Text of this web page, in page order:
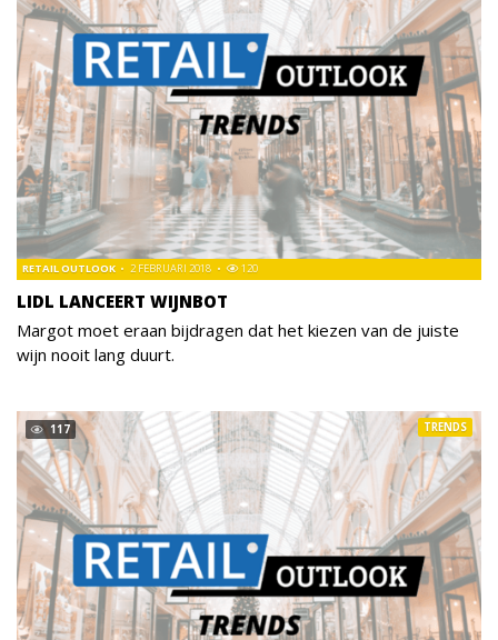
LIDL LANCEERT WIJNBOT
RETAIL OUTLOOK 2 FEBRUARI 2018 120
Margot moet eraan bijdragen dat het kiezen van de juiste
wijn nooit lang duurt.
117 TRENDS